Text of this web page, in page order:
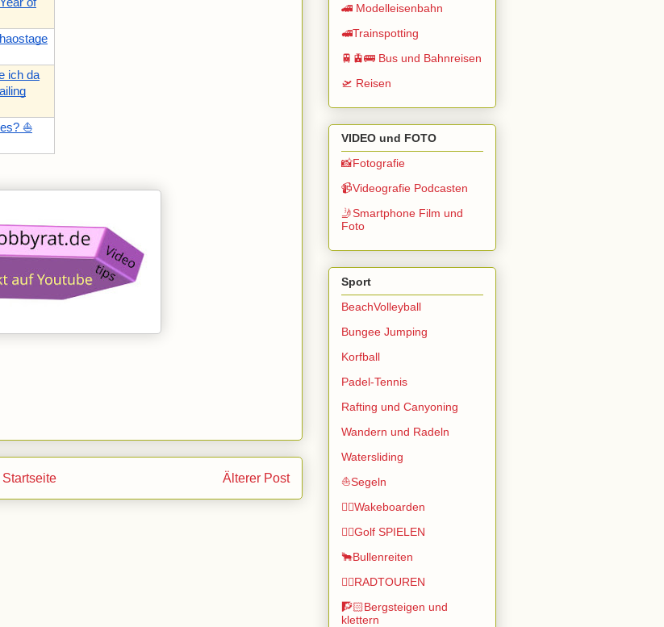
ich da
⛵️
Älterer Post
Startseite
🚄 Modelleisenbahn
🚅Trainspotting
🚆🚊🚌 Bus und Bahnreisen
🛫 Reisen
VIDEO und FOTO
📸Fotografie
📹Videografie Podcasten
🤳Smartphone Film und
Foto
Sport
BeachVolleyball
Bungee Jumping
Korfball
Padel-Tennis
Rafting und Canyoning
Wandern und Radeln
Watersliding
⛵Segeln
🏄🏽Wakeboarden
🏌️‍♂️Golf SPIELEN
🐂Bullenreiten
🚴‍♂️RADTOUREN
🧗🏻Bergsteigen und
klettern